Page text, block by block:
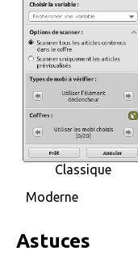
Classique
Moderne
Astuces